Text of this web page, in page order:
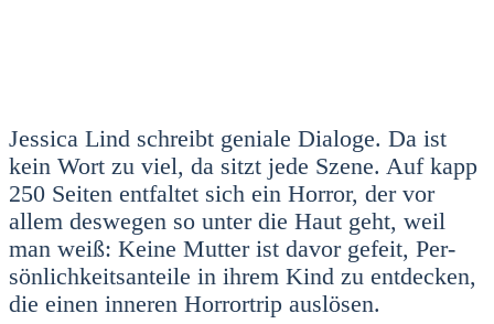
Jes­si­ca Lind schreibt genia­le Dia­lo­ge. Da ist
kein Wort zu viel, da sitzt jede Sze­ne. Auf kapp
250 Sei­ten ent­fal­tet sich ein Hor­ror, der vor
allem des­we­gen so unter die Haut geht, weil
man weiß: Kei­ne Mut­ter ist davor gefeit, Per­
sön­lich­keits­an­tei­le in ihrem Kind zu ent­de­cken,
die einen inne­ren Hor­ror­trip aus­lö­sen.